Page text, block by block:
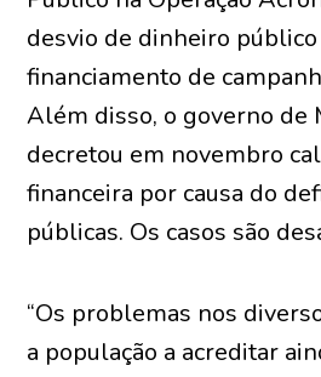
desvio de dinheiro público
financiamento de
Além disso, o governo de
decretou em novembro
financeira por causa do
públicas. Os casos são
“Os problemas nos
a população a acreditar